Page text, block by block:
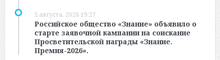
5 августа, 2026 19:27
Российское общество «Знание» объявило о
старте заявочной кампании на соискание
Просветительской награды «Знание.
Премия-2026».